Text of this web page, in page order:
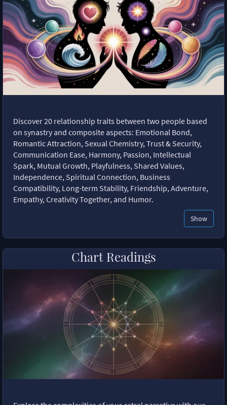
Discover 20 relationship traits between two people based
on synastry and composite aspects: Emotional Bond,
Romantic Attraction, Sexual Chemistry, Trust & Security,
Communication Ease, Harmony, Passion, Intellectual
Spark, Mutual Growth, Playfulness, Shared Values,
Independence, Spiritual Connection, Business
Compatibility, Long-term Stability, Friendship, Adventure,
Empathy, Creativity Together, and Humor.
Show
Chart Readings